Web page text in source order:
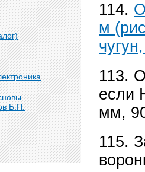
Б.П.
114.
м
113.
если
мм,
115.